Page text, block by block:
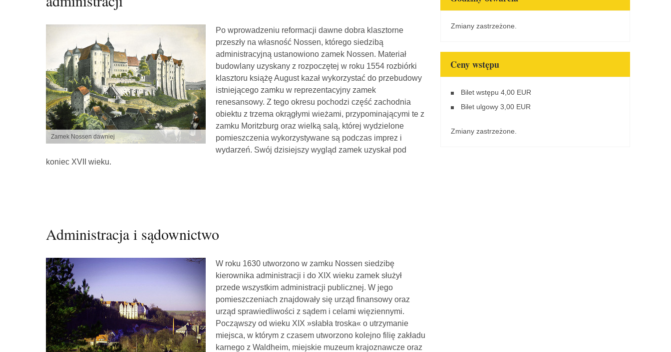
Zamek Nossen dawniej
Po wprowadzeniu reformacji dawne dobra klasztorne
przeszły na własność Nossen, którego siedzibą
administracyjną ustanowiono zamek Nossen. Materiał
budowlany uzyskany z rozpoczętej w roku 1554 rozbiórki
klasztoru książę August kazał wykorzystać do przebudowy
istniejącego zamku w reprezentacyjny zamek
renesansowy. Z tego okresu pochodzi część zachodnia
obiektu z trzema okrągłymi wieżami, przypominającymi te z
zamku Moritzburg oraz wielką salą, której wydzielone
pomieszczenia wykorzystywane są podczas imprez i
wydarzeń. Swój dzisiejszy wygląd zamek uzyskał pod
koniec XVII wieku.
Administracja i sądownictwo
W roku 1630 utworzono w zamku Nossen siedzibę
kierownika administracji i do XIX wieku zamek służył
przede wszystkim administracji publicznej. W jego
pomieszczeniach znajdowały się urząd finansowy oraz
urząd sprawiedliwości z sądem i celami więziennymi.
Począwszy od wieku XIX »słabła troska« o utrzymanie
miejsca, w którym z czasem utworzono kolejno filię zakładu
karnego z Waldheim, miejskie muzeum krajoznawcze oraz
Zmiany zastrzeżone.
Ceny wstępu
Bilet wstępu 4,00 EUR
Bilet ulgowy 3,00 EUR
Zmiany zastrzeżone.